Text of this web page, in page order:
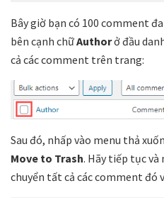
Bây giờ bạn có 100 comment
bên cạnh chữAuthorở đầu
cả các comment trên trang:
Sau đó, nhấp vào menu thả
Move to Trash. Hãy tiếp tục và
chuyển tất cả các comment đó